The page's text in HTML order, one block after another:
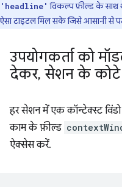
'headline' विकल्प फ़ील्ड के साथ
ऐसा टाइटल मिल सके जिसे आसानी से
उपयोगकर्ता को
देकर, सेशन के कोटे
हर सेशन में एक कॉन्टेक्स्ट
काम के फ़ील्ड
ऐक्सेस करें.